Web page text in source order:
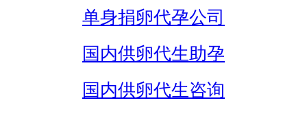
单身捐卵代孕公司
国内供卵代生助孕
国内供卵代生咨询